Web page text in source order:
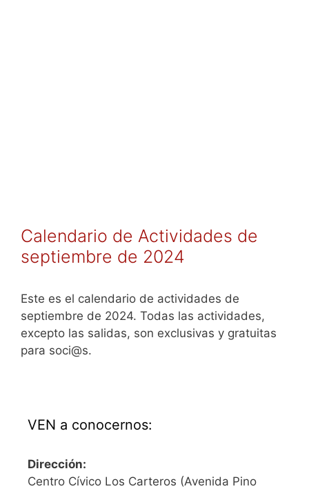
Calendario de Actividades de
septiembre de 2024
Este es el calendario de actividades de
septiembre de 2024. Todas las actividades,
excepto las salidas, son exclusivas y gratuitas
para soci@s.
VEN a conocernos:
Dirección:
Centro Cívico Los Carteros (Avenida Pino